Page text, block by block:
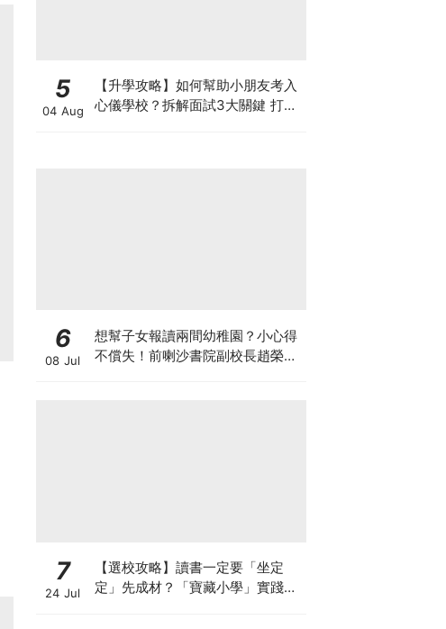
5
04 Aug
【升學攻略】如何幫助小朋友考入
心儀學校？拆解面試3大關鍵 打好
6
08 Jul
想幫子女報讀兩間幼稚園？小心得
不償失！前喇沙書院副校長趙榮
7
24 Jul
【選校攻略】讀書一定要「坐定
定」先成材？「寶藏小學」實踐動